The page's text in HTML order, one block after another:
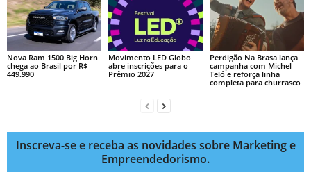
Nova Ram 1500 Big Horn
chega ao Brasil por R$
449.990
Movimento LED Globo
abre inscrições para o
Prêmio 2027
Perdigão Na Brasa lança
campanha com Michel
Teló e reforça linha
completa para churrasco
Inscreva-se e receba as novidades sobre Marketing e
Empreendedorismo.